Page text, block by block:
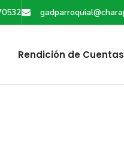
Rendición de Cuentas